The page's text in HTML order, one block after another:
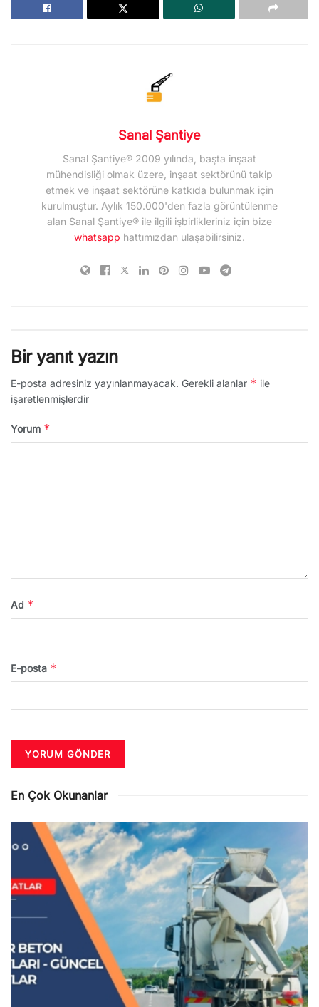
Sanal Şantiye
Sanal Şantiye® 2009 yılında, başta inşaat
mühendisliği olmak üzere, inşaat sektörünü takip
etmek ve inşaat sektörüne katkıda bulunmak için
kurulmuştur. Aylık 150.000'den fazla görüntülenme
alan Sanal Şantiye® ile ilgili işbirlikleriniz için bize
whatsapp hattımızdan ulaşabilirsiniz.
Bir yanıt yazın
E-posta adresiniz yayınlanmayacak. Gerekli alanlar * ile
işaretlenmişlerdir
Yorum *
Ad *
E-posta *
En Çok Okunanlar